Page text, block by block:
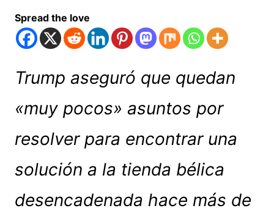
Spread the love
Trump aseguró que quedan
«muy pocos» asuntos por
resolver para encontrar una
solución a la tienda bélica
desencadenada hace más de